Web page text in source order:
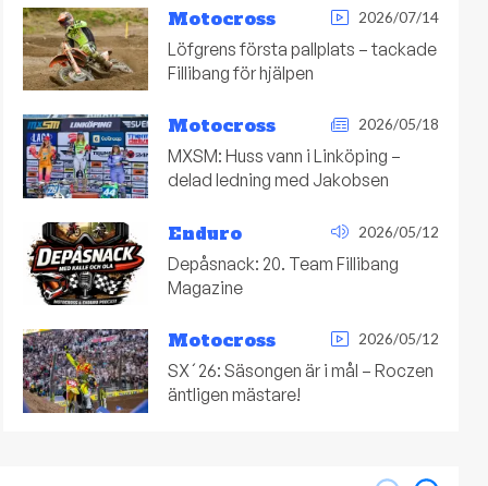
Motocross 2026/07/14
Löfgrens första pallplats – tackade
Fillibang för hjälpen
Motocross 2026/05/18
MXSM: Huss vann i Linköping –
delad ledning med Jakobsen
Enduro 2026/05/12
Depåsnack: 20. Team Fillibang
Magazine
Motocross 2026/05/12
SX´26: Säsongen är i mål – Roczen
äntligen mästare!